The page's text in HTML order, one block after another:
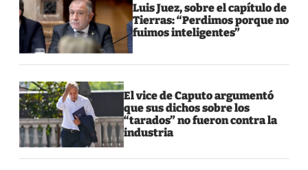
Luis Juez, sobre el capítulo de
Tierras: “Perdimos porque no
fuimos inteligentes”
El vice de Caputo argumentó
que sus dichos sobre los
“tarados” no fueron contra la
industria